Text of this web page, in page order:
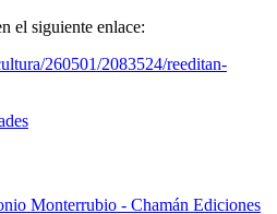
el siguiente enlace:
260501/2083524/reeditan-